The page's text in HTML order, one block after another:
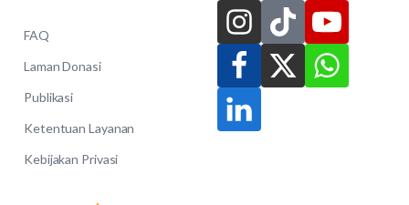
FAQ
Laman Donasi
Publikasi
Ketentuan Layanan
Kebijakan Privasi